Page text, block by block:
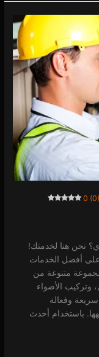
0 (0)
نحن هنا لخدمتك!
0557714476 لتحصل على أفضل الخدمات
مجموعة متنوعة من
وتركيب الأضواء
وفعالة
باستخدام أحدث